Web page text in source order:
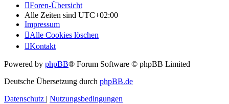
Foren-Übersicht
Alle Zeiten sind UTC+02:00
Impressum
Alle Cookies löschen
Kontakt
Powered by phpBB® Forum Software © phpBB Limited
Deutsche Übersetzung durch phpBB.de
Datenschutz | Nutzungsbedingungen